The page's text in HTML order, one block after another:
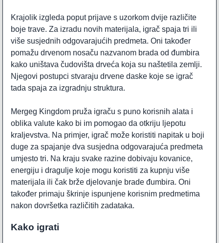
Krajolik izgleda poput prijave s uzorkom dvije različite
boje trave. Za izradu novih materijala, igrač spaja tri ili
više susjednih odgovarajućih predmeta. Oni također
pomažu drvenom nosaču nazvanom brada od đumbira
kako uništava čudovišta drveća koja su naštetila zemlji.
Njegovi postupci stvaraju drvene daske koje se igrač
tada spaja za izgradnju struktura.
Mergeg Kingdom pruža igraču s puno korisnih alata i
oblika valute kako bi im pomogao da otkriju ljepotu
kraljevstva. Na primjer, igrač može koristiti napitak u boji
duge za spajanje dva susjedna odgovarajuća predmeta
umjesto tri. Na kraju svake razine dobivaju kovanice,
energiju i dragulje koje mogu koristiti za kupnju više
materijala ili čak brže djelovanje brade đumbira. Oni
također primaju škrinje ispunjene korisnim predmetima
nakon dovršetka različitih zadataka.
Kako igrati